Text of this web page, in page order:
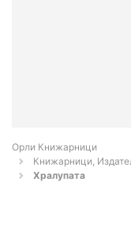
Орли Книжарници
Книжарници,
Хралупата